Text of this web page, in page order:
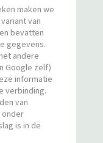
maken we
van
bevatten
gegevens.
andere
Google zelf)
informatie
verbinding.
van
onder
is in de